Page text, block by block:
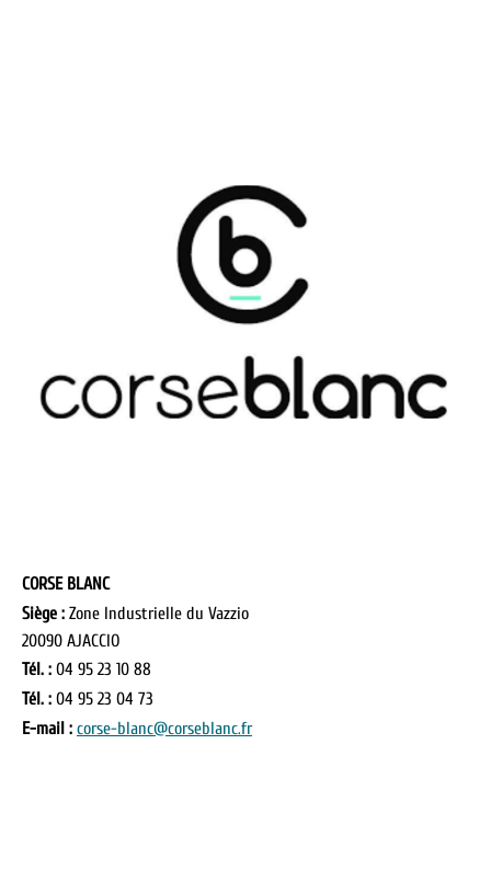
CORSE BLANC
Siège : Zone Industrielle du Vazzio
20090 AJACCIO
Tél. : 04 95 23 10 88
Tél. : 04 95 23 04 73
E-mail : corse-blanc@corseblanc.fr